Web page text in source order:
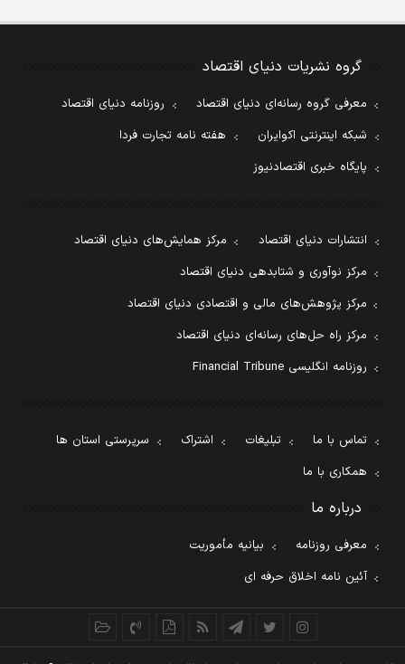
گروه نشریات دنیای اقتصاد
معرفی گروه رسانه‌ای دنیای اقتصاد
روزنامه دنیای اقتصاد
شبکه اینترنتی اکوایران
هفته نامه تجارت فردا
پایگاه خبری اقتصادنیوز
انتشارات دنیای اقتصاد
مرکز همایش‌های دنیای اقتصاد
مرکز نوآوری و شتابدهی دنیای اقتصاد
مرکز پژوهش‌های مالی و اقتصادی دنیای اقتصاد
مرکز راه حل‌های رسانه‌ای دنیای اقتصاد
روزنامه انگلیسی Financial Tribune
تماس با ما تبلیغات اشتراک
سرپرستی استان ها
همکاری با ما
درباره ما
معرفی روزنامه
بیانیه مأموریت
آئین نامه اخلاق حرفه ای